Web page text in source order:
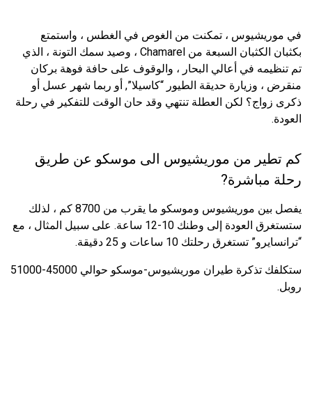
في موريشيوس ، تمكنت من الغوص في الغطس ، واستمتع
بكثبان الكثبان السبعة من Chamarel ، وصيد سمك التونة ، الذي
تم تنظيمه في أعالي البحار ، والوقوف على حافة فوهة بركان
منقرض ، وزيارة حديقة الطيور “كاسيلا”, أو ربما شهر عسل أو
ذكرى زواج؟ لكن العطلة تنتهي وقد حان الوقت للتفكير في رحلة
العودة.
كم تطير من موريشيوس الى موسكو عن طريق
رحلة مباشرة?
يفصل بين موريشيوس وموسكو ما يقرب من 8700 كم ، لذلك
ستستغرق العودة إلى وطنك 10-12 ساعة. على سبيل المثال ، مع
“ترانسايرو” تستغرق رحلتك 10 ساعات و 25 دقيقة.
ستكلفك تذكرة طيران موريشيوس-موسكو حوالي 45000-51000
روبل.